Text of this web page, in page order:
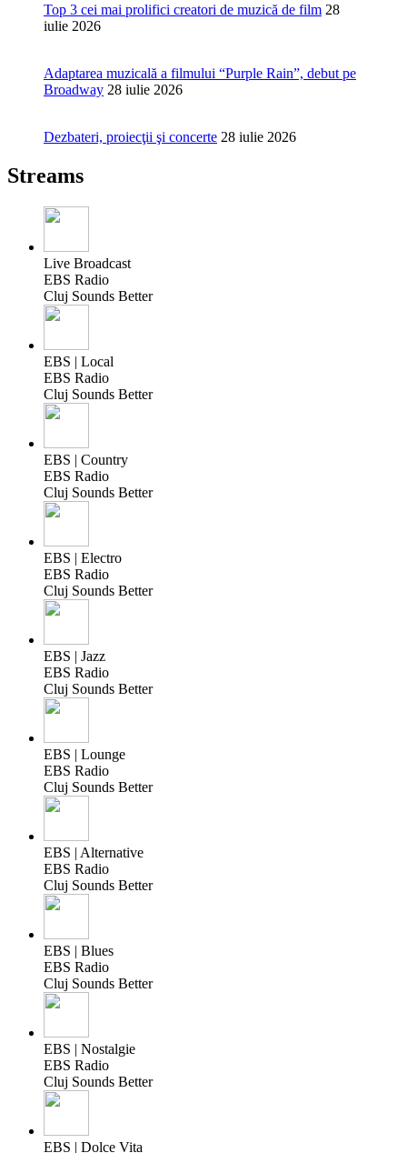
Top 3 cei mai prolifici creatori de muzică de film 28
iulie 2026
Adaptarea muzicală a filmului “Purple Rain”, debut pe
Broadway 28 iulie 2026
Dezbateri, proiecţii şi concerte 28 iulie 2026
Streams
Live Broadcast
EBS Radio
Cluj Sounds Better
EBS | Local
EBS Radio
Cluj Sounds Better
EBS | Country
EBS Radio
Cluj Sounds Better
EBS | Electro
EBS Radio
Cluj Sounds Better
EBS | Jazz
EBS Radio
Cluj Sounds Better
EBS | Lounge
EBS Radio
Cluj Sounds Better
EBS | Alternative
EBS Radio
Cluj Sounds Better
EBS | Blues
EBS Radio
Cluj Sounds Better
EBS | Nostalgie
EBS Radio
Cluj Sounds Better
EBS | Dolce Vita